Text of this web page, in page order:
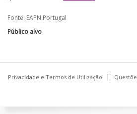
Fonte: EAPN Portugal
Público alvo
Privacidade e Termos de Utilização